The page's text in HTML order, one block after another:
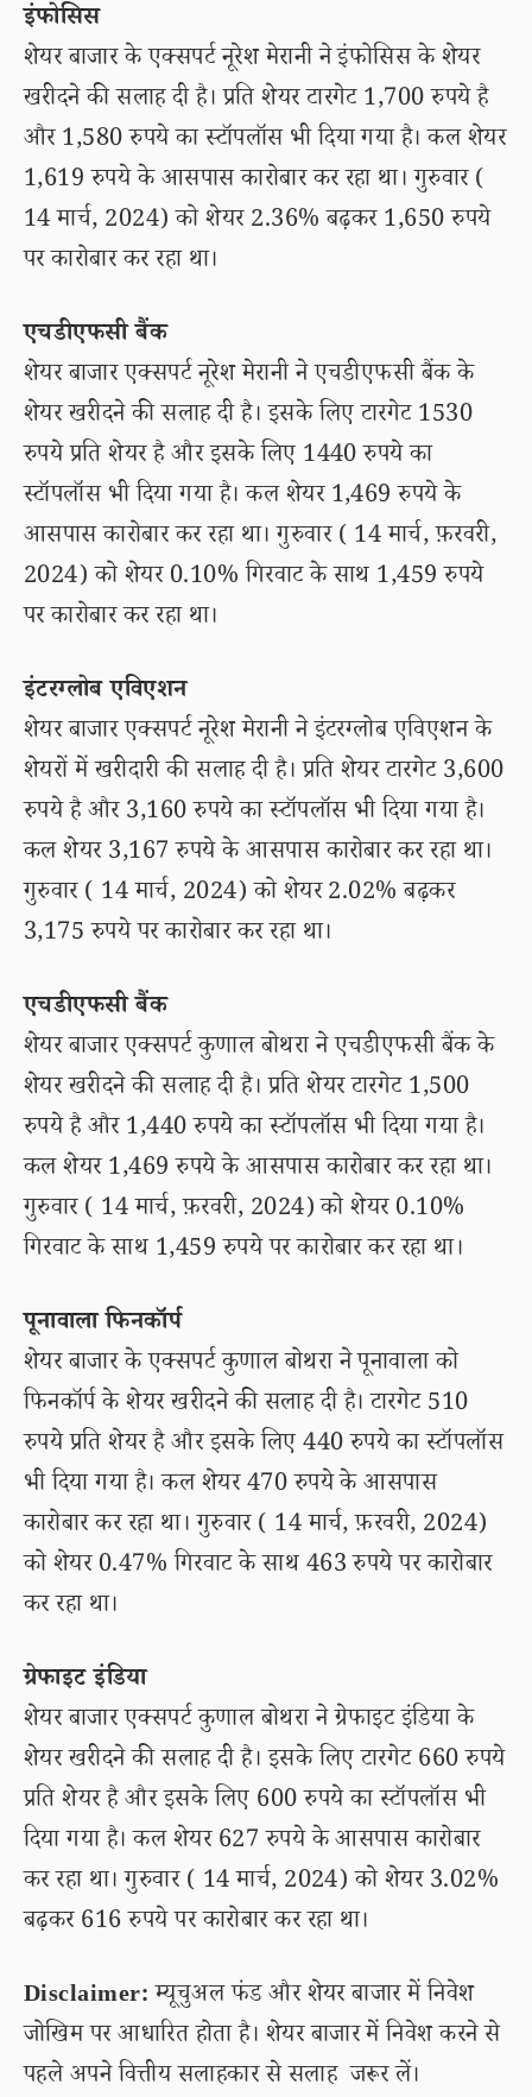
इंफोसिस
शेयर बाजार के एक्सपर्ट नूरेश मेरानी ने इंफोसिस के शेयर
खरीदने की सलाह दी है। प्रति शेयर टारगेट 1,700 रुपये है
और 1,580 रुपये का स्टॉपलॉस भी दिया गया है। कल शेयर
1,619 रुपये के आसपास कारोबार कर रहा था। गुरुवार (
14 मार्च, 2024) को शेयर 2.36% बढ़कर 1,650 रुपये
पर कारोबार कर रहा था।
एचडीएफसी बैंक
शेयर बाजार एक्सपर्ट नूरेश मेरानी ने एचडीएफसी बैंक के
शेयर खरीदने की सलाह दी है। इसके लिए टारगेट 1530
रुपये प्रति शेयर है और इसके लिए 1440 रुपये का
स्टॉपलॉस भी दिया गया है। कल शेयर 1,469 रुपये के
आसपास कारोबार कर रहा था। गुरुवार ( 14 मार्च, फ़रवरी,
2024) को शेयर 0.10% गिरवाट के साथ 1,459 रुपये
पर कारोबार कर रहा था।
इंटरग्लोब एविएशन
शेयर बाजार एक्सपर्ट नूरेश मेरानी ने इंटरग्लोब एविएशन के
शेयरों में खरीदारी की सलाह दी है। प्रति शेयर टारगेट 3,600
रुपये है और 3,160 रुपये का स्टॉपलॉस भी दिया गया है।
कल शेयर 3,167 रुपये के आसपास कारोबार कर रहा था।
गुरुवार ( 14 मार्च, 2024) को शेयर 2.02% बढ़कर
3,175 रुपये पर कारोबार कर रहा था।
एचडीएफसी बैंक
शेयर बाजार एक्सपर्ट कुणाल बोथरा ने एचडीएफसी बैंक के
शेयर खरीदने की सलाह दी है। प्रति शेयर टारगेट 1,500
रुपये है और 1,440 रुपये का स्टॉपलॉस भी दिया गया है।
कल शेयर 1,469 रुपये के आसपास कारोबार कर रहा था।
गुरुवार ( 14 मार्च, फ़रवरी, 2024) को शेयर 0.10%
गिरवाट के साथ 1,459 रुपये पर कारोबार कर रहा था।
पूनावाला फिनकॉर्प
शेयर बाजार के एक्सपर्ट कुणाल बोथरा ने पूनावाला को
फिनकॉर्प के शेयर खरीदने की सलाह दी है। टारगेट 510
रुपये प्रति शेयर है और इसके लिए 440 रुपये का स्टॉपलॉस
भी दिया गया है। कल शेयर 470 रुपये के आसपास
कारोबार कर रहा था। गुरुवार ( 14 मार्च, फ़रवरी, 2024)
को शेयर 0.47% गिरवाट के साथ 463 रुपये पर कारोबार
कर रहा था।
ग्रेफाइट इंडिया
शेयर बाजार एक्सपर्ट कुणाल बोथरा ने ग्रेफाइट इंडिया के
शेयर खरीदने की सलाह दी है। इसके लिए टारगेट 660 रुपये
प्रति शेयर है और इसके लिए 600 रुपये का स्टॉपलॉस भी
दिया गया है। कल शेयर 627 रुपये के आसपास कारोबार
कर रहा था। गुरुवार ( 14 मार्च, 2024) को शेयर 3.02%
बढ़कर 616 रुपये पर कारोबार कर रहा था।
Disclaimer:म्यूचुअल फंड और शेयर बाजार में निवेश
जोखिम पर आधारित होता है। शेयर बाजार में निवेश करने से
पहले अपने वित्तीय सलाहकार से सलाह जरूर लें।